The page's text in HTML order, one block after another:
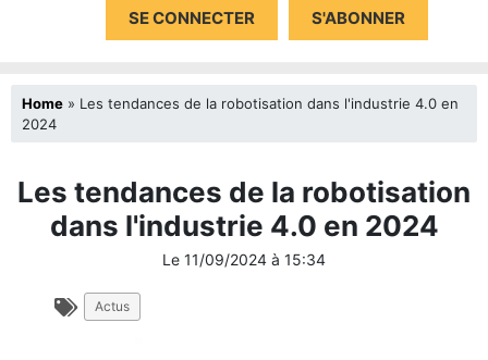
SE CONNECTER S'ABONNER
Home » Les tendances de la robotisation dans l'industrie 4.0 en
2024
Les tendances de la robotisation
dans l'industrie 4.0 en 2024
Le 11/09/2024 à 15:34
Actus